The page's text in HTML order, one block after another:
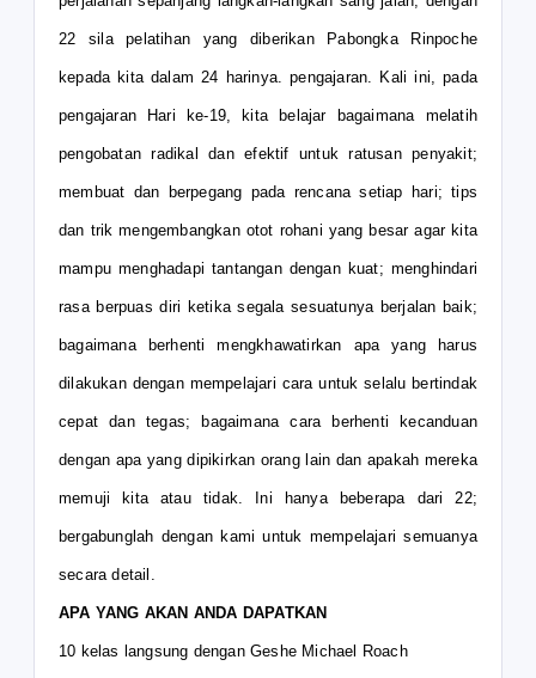
22 sila pelatihan yang diberikan Pabongka Rinpoche
kepada kita dalam 24 harinya. pengajaran. Kali ini, pada
pengajaran Hari ke-19, kita belajar bagaimana melatih
pengobatan radikal dan efektif untuk ratusan penyakit;
membuat dan berpegang pada rencana setiap hari; tips
dan trik mengembangkan otot rohani yang besar agar kita
mampu menghadapi tantangan dengan kuat; menghindari
rasa berpuas diri ketika segala sesuatunya berjalan baik;
bagaimana berhenti mengkhawatirkan apa yang harus
dilakukan dengan mempelajari cara untuk selalu bertindak
cepat dan tegas; bagaimana cara berhenti kecanduan
dengan apa yang dipikirkan orang lain dan apakah mereka
memuji kita atau tidak. Ini hanya beberapa dari 22;
bergabunglah dengan kami untuk mempelajari semuanya
secara detail.
APA YANG AKAN ANDA DAPATKAN
10 kelas langsung dengan Geshe Michael Roach